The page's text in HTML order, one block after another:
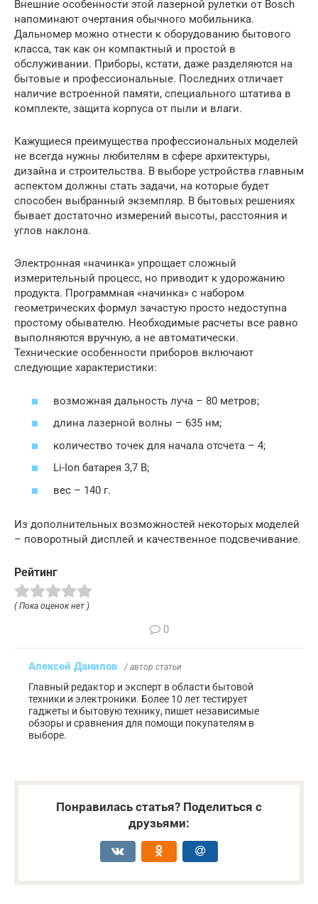
Внешние особенности этой лазерной рулетки от Bosch
напоминают очертания обычного мобильника.
Дальномер можно отнести к оборудованию бытового
класса, так как он компактный и простой в
обслуживании. Приборы, кстати, даже разделяются на
бытовые и профессиональные. Последних отличает
наличие встроенной памяти, специального штатива в
комплекте, защита корпуса от пыли и влаги.
Кажущиеся преимущества профессиональных моделей
не всегда нужны любителям в сфере архитектуры,
дизайна и строительства. В выборе устройства главным
аспектом должны стать задачи, на которые будет
способен выбранный экземпляр. В бытовых решениях
бывает достаточно измерений высоты, расстояния и
углов наклона.
Электронная «начинка» упрощает сложный
измерительный процесс, но приводит к удорожанию
продукта. Программная «начинка» с набором
геометрических формул зачастую просто недоступна
простому обывателю. Необходимые расчеты все равно
выполняются вручную, а не автоматически.
Технические особенности приборов включают
следующие характеристики:
возможная дальность луча – 80 метров;
длина лазерной волны – 635 нм;
количество точек для начала отсчета – 4;
Li-Ion батарея 3,7 В;
вес – 140 г.
Из дополнительных возможностей некоторых моделей
– поворотный дисплей и качественное подсвечивание.
Рейтинг
( Пока оценок нет )
0
Алексей Данилов / автор статьи
Главный редактор и эксперт в области бытовой
техники и электроники. Более 10 лет тестирует
гаджеты и бытовую технику, пишет независимые
обзоры и сравнения для помощи покупателям в
выборе.
Понравилась статья? Поделиться с
друзьями: